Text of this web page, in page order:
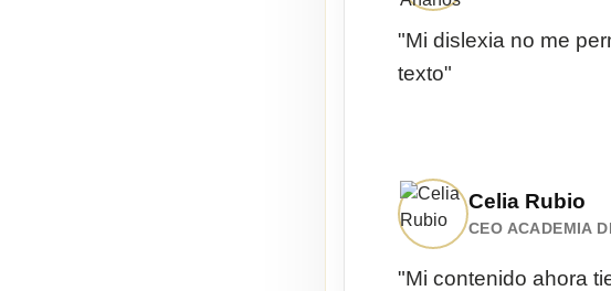
"Mi dislexia no me
texto"
Celia Rubio
CEO ACADEMIA
"Mi contenido ahora